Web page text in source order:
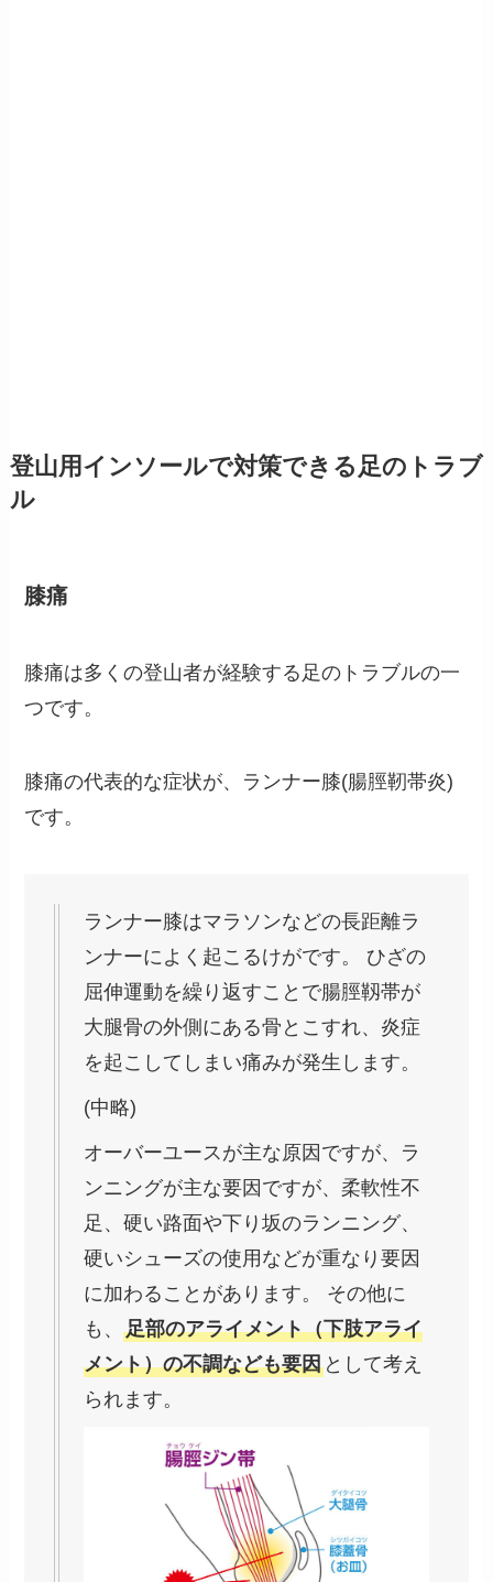
登山用インソールで対策できる足のトラブ
ル
膝痛
膝痛は多くの登山者が経験する足のトラブルの一
つです。
膝痛の代表的な症状が、ランナー膝(腸脛靭帯炎)
です。
ランナー膝はマラソンなどの長距離ラ
ンナーによく起こるけがです。 ひざの
屈伸運動を繰り返すことで腸脛靱帯が
大腿骨の外側にある骨とこすれ、炎症
を起こしてしまい痛みが発生します。
(中略)
オーバーユースが主な原因ですが、ラ
ンニングが主な要因ですが、柔軟性不
足、硬い路面や下り坂のランニング、
硬いシューズの使用などが重なり要因
に加わることがあります。 その他に
も、足部のアライメント（下肢アライ
メント）の不調なども要因 として考え
られます。